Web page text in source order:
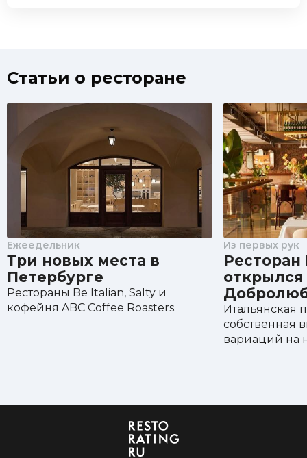
Статьи о ресторане
Ежеедельник
Три новых места в
Петербурге
Рестораны Be Italian, Salty и
кофейня ABC Coffee Roasters.
Из первых рук
Ресторан
открылся
Итальянская
собственная
вариаций на